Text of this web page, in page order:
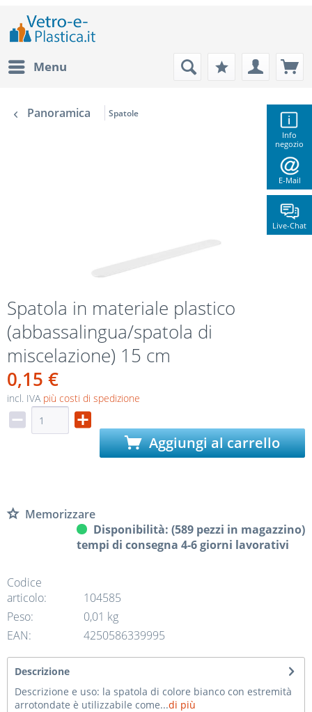
Info
negozio
E-Mail
Live-Chat
Menu
Panoramica Spatole
Spatola in materiale plastico
(abbassalingua/spatola di
miscelazione) 15 cm
0,15 €
incl. IVA più costi di spedizione
Aggiungi al carrello
Memorizzare
Disponibilità: (589 pezzi in magazzino)
tempi di consegna 4-6 giorni lavorativi
Codice
articolo:
104585
Peso:
0,01 kg
EAN:
4250586339995
Descrizione
Descrizione e uso: la spatola di colore bianco con estremità
arrotondate è utilizzabile come...di più